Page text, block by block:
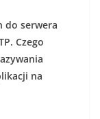
do serwera
Czego
na